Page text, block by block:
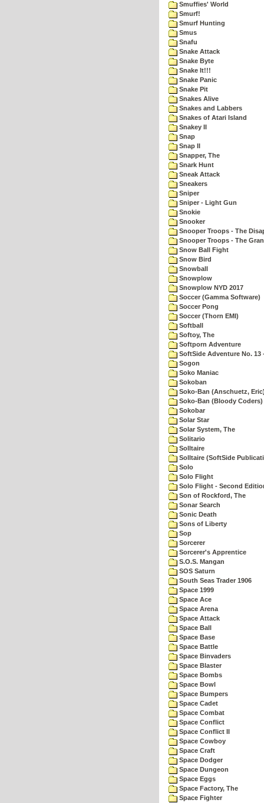
Smuffies' World
Smurf!
Smurf Hunting
Smus
Snafu
Snake Attack
Snake Byte
Snake It!!!
Snake Panic
Snake Pit
Snakes Alive
Snakes and Labbers
Snakes of Atari Island
Snakey II
Snap
Snap II
Snapper, The
Snark Hunt
Sneak Attack
Sneakers
Sniper
Sniper - Light Gun
Snokie
Snooker
Snooper Troops - The
Snooper Troops - The
Snow Ball Fight
Snow Bird
Snowball
Snowplow
Snowplow NYD 2017
Soccer (Gamma Software)
Soccer Pong
Soccer (Thorn EMI)
Softball
Softoy, The
Softporn Adventure
SoftSide Adventure No. 13
Sogon
Soko Maniac
Sokoban
Soko-Ban (Anschuetz,
Soko-Ban (Bloody Coders)
Sokobar
Solar Star
Solar System, The
Solitario
Solltaire
Solltaire (SoftSide
Solo
Solo Flight
Solo Flight - Second
Son of Rockford, The
Sonar Search
Sonic Death
Sons of Liberty
Sop
Sorcerer
Sorcerer's Apprentice
S.O.S. Mangan
SOS Saturn
South Seas Trader 1906
Space 1999
Space Ace
Space Arena
Space Attack
Space Ball
Space Base
Space Battle
Space Binvaders
Space Blaster
Space Bombs
Space Bowl
Space Bumpers
Space Cadet
Space Combat
Space Conflict
Space Conflict II
Space Cowboy
Space Craft
Space Dodger
Space Dungeon
Space Eggs
Space Factory, The
Space Fighter